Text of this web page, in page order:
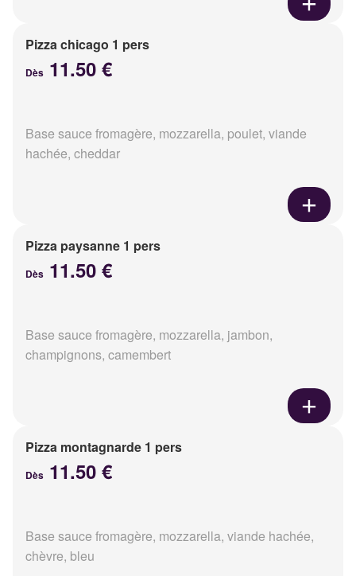
Pizza chicago 1 pers
Dès 11.50 €
Base sauce fromagère, mozzarella, poulet, viande
hachée, cheddar
Pizza paysanne 1 pers
Dès 11.50 €
Base sauce fromagère, mozzarella, jambon,
champignons, camembert
Pizza montagnarde 1 pers
Dès 11.50 €
Base sauce fromagère, mozzarella, viande hachée,
chèvre, bleu